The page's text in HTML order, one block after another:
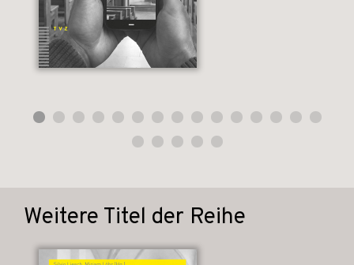
Weitere Titel der Reihe